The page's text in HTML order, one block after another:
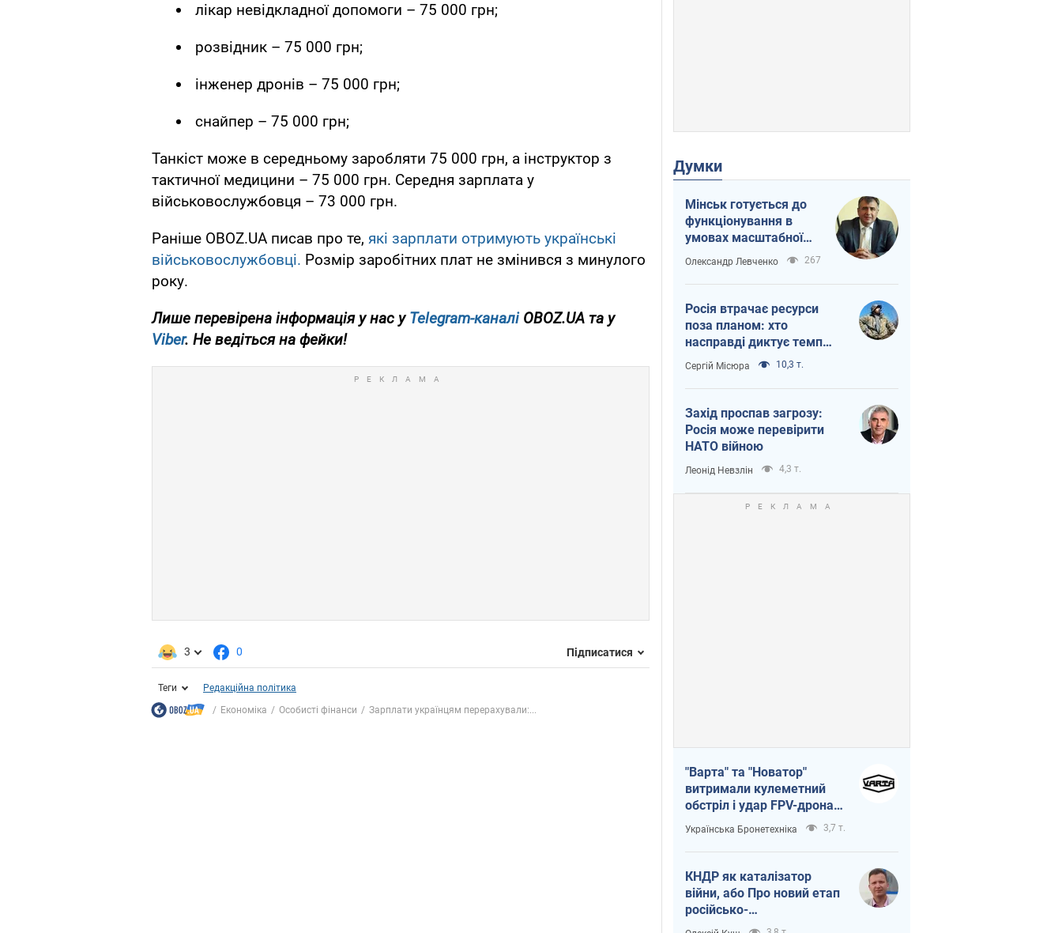
лікар невідкладної допомоги – 75 000 грн;
розвідник – 75 000 грн;
інженер дронів – 75 000 грн;
снайпер – 75 000 грн;
Танкіст може в середньому заробляти 75 000 грн, а інструктор з
тактичної медицини – 75 000 грн. Середня зарплата у
військовослужбовця – 73 000 грн.
Раніше OBOZ.UA писав про те, які зарплати отримують українські
військовослужбовці. Розмір заробітних плат не змінився з минулого
року.
Лише перевірена інформація у нас уTelegram-каналіOBOZ.UA та у
Viber. Не ведіться на фейки!
3 0 Підписатися
Теги
Редакційна політика
Економіка
Особисті фінанси Зарплати українцям перерахували:...
Думки
Мінськ готується до
функціонування в
умовах масштабної
воєнної кризи
Олександр Левченко 267
Росія втрачає ресурси
поза планом: хто
насправді диктує темп
війни
Сергій Місюра 10,3 т.
Захід проспав загрозу:
Росія може перевірити
НАТО війною
Леонід Невзлін 4,3 т.
"Варта" та "Новатор"
витримали кулеметний
обстріл і удар FPV-дрона,
врятувавши життя
офіцеру ЗСУ
Українська Бронетехніка 3,7 т.
КНДР як каталізатор
війни, або Про новий етап
російсько-
північнокорейського